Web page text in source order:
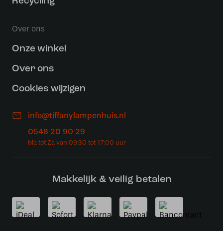
Over ons
Onze winkel
Over ons
Cookies wijzigen
info@tiffanylampenhuis.nl
0548 20 90 29
Makkelijk & veilig betalen